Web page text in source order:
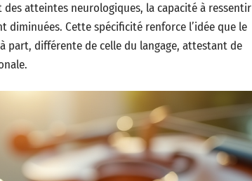
atteintes neurologiques, la capacité à ressentir
diminuées. Cette spécificité renforce l’idée que le
part, différente de celle du langage, attestant de